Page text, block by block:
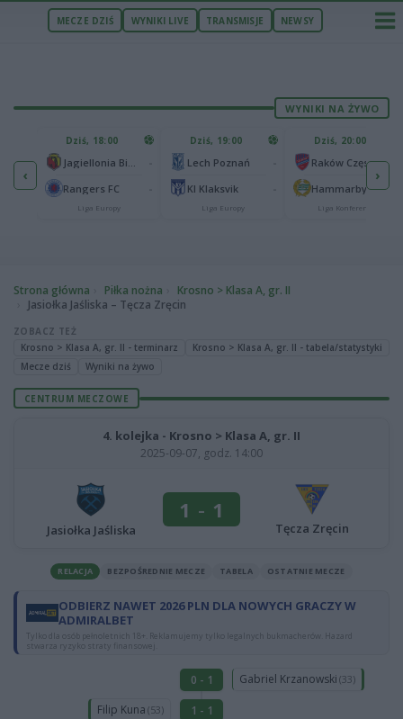
MECZE DZIŚ WYNIKI LIVE TRANSMISJE NEWSY
WYNIKI NA ŻYWO
‹
1
0
Dziś, 18:00
Rangers FC
Liga Europy
Dziś, 19:00
Lech Poznań
KI Klaksvik
Liga Europy
Dziś, 20:00
Raków Częstochowa
Hammarby IF
Liga Konferencji
›
Strona główna Piłka nożna
Krosno > Klasa A, gr. II
Jasiołka Jaśliska – Tęcza Zręcin
ZOBACZ TEŻ
Krosno > Klasa A, gr. II - terminarz
Krosno > Klasa A, gr. II - tabela/statystyki
Mecze dziś
Wyniki na żywo
CENTRUM MECZOWE
4. kolejka - Krosno > Klasa A, gr. II
2025-09-07, godz. 14:00
Jasiołka Jaśliska
1 - 1
Tęcza Zręcin
RELACJA BEZPOŚREDNIE MECZE TABELA OSTATNIE MECZE
ODBIERZ NAWET 2026 PLN DLA NOWYCH GRACZY W
ADMIRALBET
Tylko dla osób pełnoletnich 18+. Reklamujemy tylko legalnych bukmacherów. Hazard
stwarza ryzyko straty finansowej.
0 - 1 Gabriel Krzanowski (33)
Filip Kuna (53) 1 - 1